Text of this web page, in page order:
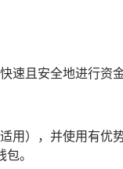
且安全地进行资金
用），并使用有优
。